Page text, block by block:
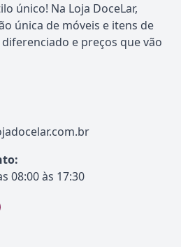
único! Na Loja DoceLar,
única de móveis e itens de
e preços que vão
08:00 às 17:30